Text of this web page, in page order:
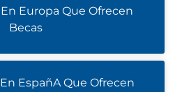
Europa Que Ofrecen
Becas
EspañA Que Ofrecen